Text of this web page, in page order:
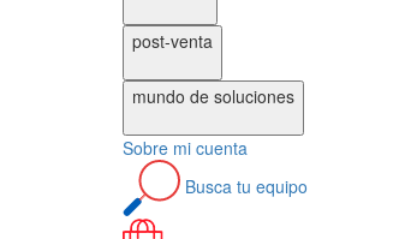
post-venta
mundo de soluciones
Sobre mi cuenta
Busca tu equipo